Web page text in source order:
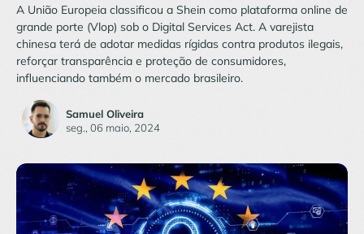
A União Europeia classificou a Shein como plataforma online de
grande porte (Vlop) sob o Digital Services Act. A varejista
chinesa terá de adotar medidas rígidas contra produtos ilegais,
reforçar transparência e proteção de consumidores,
influenciando também o mercado brasileiro.
Samuel Oliveira
seg., 06 maio, 2024